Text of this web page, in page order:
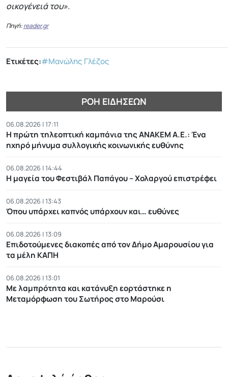
οικογένειά του».
Πηγή:reader.gr
Ετικέτες:#Μανώλης Γλέζος
ΡΟΉ ΕΙΔΉΣΕΩΝ
06.08.2026 | 17:11
Η πρώτη τηλεοπτική καμπάνια της ΑΝΑΚΕΜ Α.Ε.: Ένα
ηχηρό μήνυμα συλλογικής κοινωνικής ευθύνης
06.08.2026 | 14:44
Η μαγεία του Φεστιβάλ Παπάγου – Χολαργού επιστρέφει
06.08.2026 | 13:43
Όπου υπάρχει καπνός υπάρχουν και… ευθύνες
06.08.2026 | 13:09
Επιδοτούμενες διακοπές από τον Δήμο Αμαρουσίου για
τα μέλη ΚΑΠΗ
06.08.2026 | 13:01
Με λαμπρότητα και κατάνυξη εορτάστηκε η
Μεταμόρφωση του Σωτήρος στο Μαρούσι